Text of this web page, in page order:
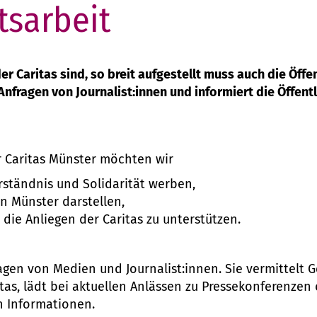
Caritas sind, so breit aufgestellt muss auch die
von Journalist:innen und informiert die
Münster möchten wir
und Solidarität werben,
Münster darstellen,
Anliegen der Caritas zu unterstützen.
von Medien und Journalist:innen. Sie vermittelt
lädt bei aktuellen Anlässen zu
Informationen.